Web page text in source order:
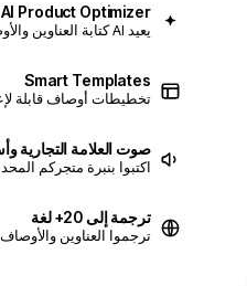
AI Product Optimizer
يعيد AI كتابة العناوين والأوصاف لتصبح نصوصاً نظيفة ومقنِعة.
Smart Templates
تخطيطات أوصاف قابلة
صوت العلامة التجارية
اكتبوا بنبرة متجركم
ترجمة إلى 20+ لغة
ترجموا العناوين